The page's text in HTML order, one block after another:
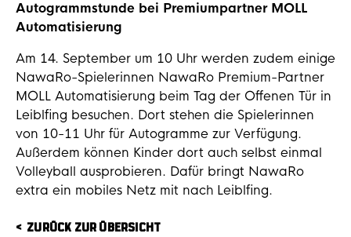
Autogrammstunde bei Premiumpartner MOLL
Automatisierung
Am 14. September um 10 Uhr werden zudem einige
NawaRo-Spielerinnen NawaRo Premium-Partner
MOLL Automatisierung beim Tag der Offenen Tür in
Leiblfing besuchen. Dort stehen die Spielerinnen
von 10-11 Uhr für Autogramme zur Verfügung.
Außerdem können Kinder dort auch selbst einmal
Volleyball ausprobieren. Dafür bringt NawaRo
extra ein mobiles Netz mit nach Leiblfing.
ZURÜCK ZUR ÜBERSICHT